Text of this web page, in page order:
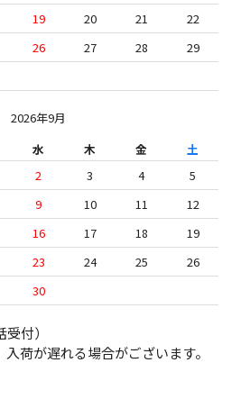
19 20 21
22
26 27 28
29
2026年9月
水 木 金
土
2 3 4
5
9 10 11
12
16 17 18
19
23 24 25
26
30
付）
荷が遅れる場合がございます。